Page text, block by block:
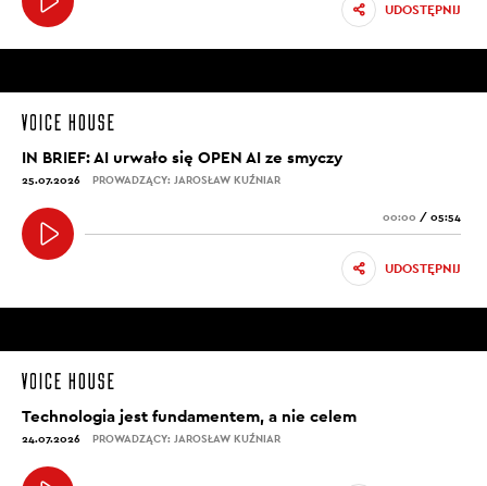
UDOSTĘPNIJ
IN BRIEF: AI urwało się OPEN AI ze smyczy
25.07.2026 PROWADZĄCY: JAROSŁAW KUŹNIAR
00:00 / 05:54
UDOSTĘPNIJ
Technologia jest fundamentem, a nie celem
24.07.2026 PROWADZĄCY: JAROSŁAW KUŹNIAR